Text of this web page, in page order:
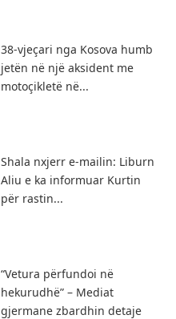
38-vjeçari nga Kosova humb
jetën në një aksident me
motoçikletë në...
Shala nxjerr e-mailin: Liburn
Aliu e ka informuar Kurtin
për rastin...
“Vetura përfundoi në
hekurudhë” – Mediat
gjermane zbardhin detaje